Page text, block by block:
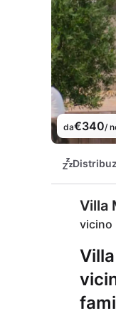
da€340/
Villa
vicino